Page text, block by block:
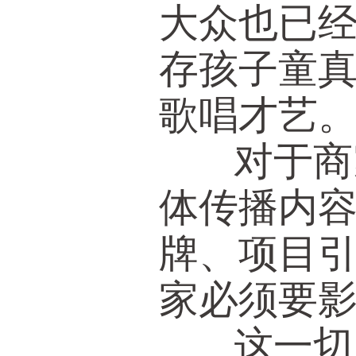
大众也已
存孩子童
歌唱才艺
对于商
体传播内
牌、项目
家必须要
这一切